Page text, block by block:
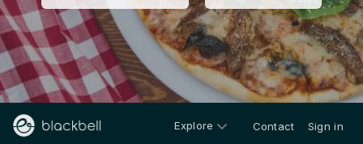
Explore Contact Sign in